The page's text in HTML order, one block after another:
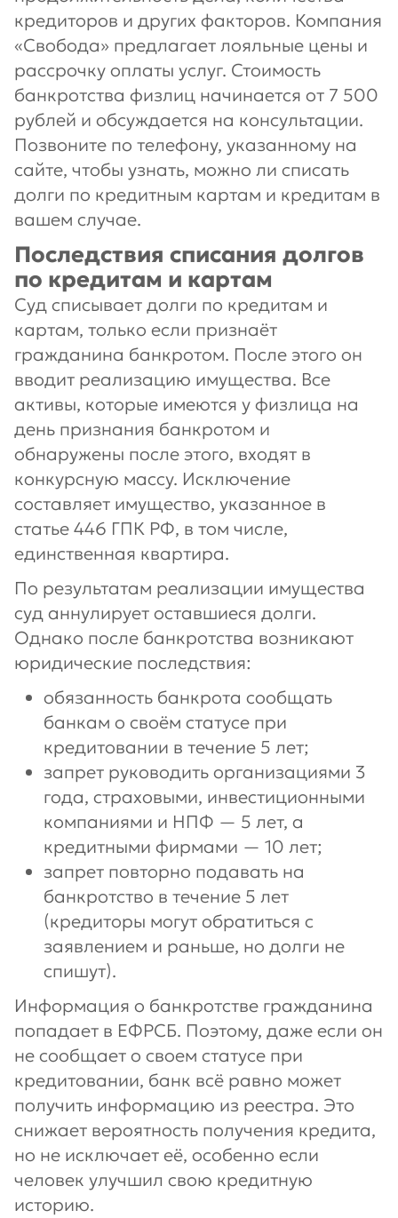
кредиторов и других факторов. Компания
«Свобода» предлагает лояльные цены и
рассрочку оплаты услуг. Стоимость
банкротства физлиц начинается от 7 500
рублей и обсуждается на консультации.
Позвоните по телефону, указанному на
сайте, чтобы узнать, можно ли списать
долги по кредитным картам и кредитам в
вашем случае.
Последствия списания долгов
по кредитам и картам
Суд списывает долги по кредитам и
картам, только если признаёт
гражданина банкротом. После этого он
вводит реализацию имущества. Все
активы, которые имеются у физлица на
день признания банкротом и
обнаружены после этого, входят в
конкурсную массу. Исключение
составляет имущество, указанное в
статье 446 ГПК РФ, в том числе,
единственная квартира.
По результатам реализации имущества
суд аннулирует оставшиеся долги.
Однако после банкротства возникают
юридические последствия:
обязанность банкрота сообщать
банкам о своём статусе при
кредитовании в течение 5 лет;
запрет руководить организациями 3
года, страховыми, инвестиционными
компаниями и НПФ — 5 лет, а
кредитными фирмами — 10 лет;
запрет повторно подавать на
банкротство в течение 5 лет
(кредиторы могут обратиться с
заявлением и раньше, но долги не
спишут).
Информация о банкротстве гражданина
попадает в ЕФРСБ. Поэтому, даже если он
не сообщает о своем статусе при
кредитовании, банк всё равно может
получить информацию из реестра. Это
снижает вероятность получения кредита,
но не исключает её, особенно если
человек улучшил свою кредитную
историю.